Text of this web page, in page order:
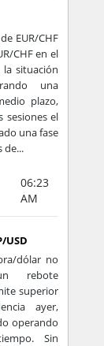
EUR/CHF
CHF en el
situación
una
plazo,
sesiones el
una fase
de...
06:23
AM
USD
dólar no
rebote
superior
ayer,
operando
Sin